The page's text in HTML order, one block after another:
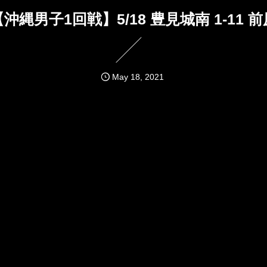
沖縄男子1回戦】5/18 豊見城南 1-11 前
May 18, 2021